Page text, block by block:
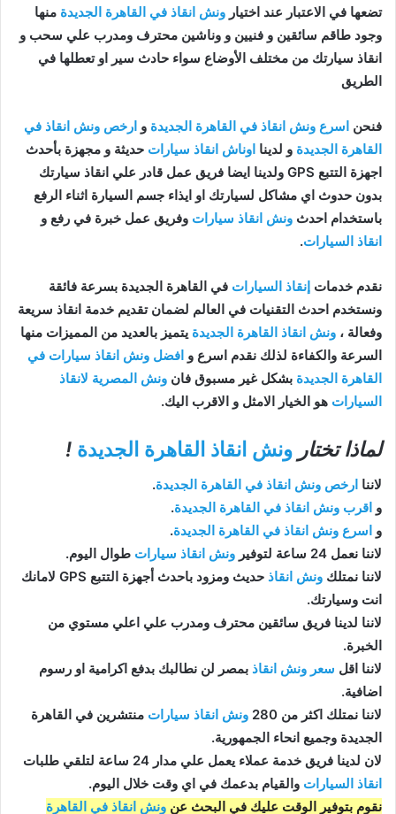
تضعها في الاعتبار عند اختيار ونش انقاذ في القاهرة الجديدة منها
وجود طاقم سائقين و فنيين و وناشين محترف ومدرب علي سحب و
انقاذ سيارتك من مختلف الأوضاع سواء حادث سير او تعطلها في
الطريق
فنحن اسرع ونش انقاذ في القاهرة الجديدة و ارخص ونش انقاذ في
القاهرة الجديدة و لدينا اوناش انقاذ سيارات حديثة و مجهزة بأحدث
اجهزة التتبع GPS ولدينا ايضا فريق عمل قادر علي انقاذ سيارتك
بدون حدوث اي مشاكل لسيارتك او ايذاء جسم السيارة اثناء الرفع
باستخدام احدث ونش انقاذ سيارات وفريق عمل خبرة في رفع و
انقاذ السيارات.
نقدم خدمات إنقاذ السيارات في القاهرة الجديدة بسرعة فائقة
ونستخدم احدث التقنيات في العالم لضمان تقديم خدمة انقاذ سريعة
وفعالة ، ونش انقاذ القاهرة الجديدة يتميز بالعديد من المميزات منها
السرعة والكفاءة لذلك نقدم اسرع و افضل ونش انقاذ سيارات في
القاهرة الجديدة بشكل غير مسبوق فان ونش المصرية لانقاذ
السيارات هو الخيار الامثل و الاقرب اليك.
لماذا تختار ونش انقاذ القاهرة الجديدة !
لاننا ارخص ونش انقاذ في القاهرة الجديدة.
و اقرب ونش انقاذ في القاهرة الجديدة.
و اسرع ونش انقاذ في القاهرة الجديدة.
لاننا نعمل 24 ساعة لتوفير
ونش انقاذ سيارات طوال اليوم.
لاننا نمتلك ونش انقاذ
حديث ومزود باحدث أجهزة التتبع GPS لامانك
انت وسيارتك.
لاننا لدينا فريق سائقين محترف ومدرب علي اعلي مستوي من
الخبرة.
لاننا اقل سعر ونش انقاذ بمصر لن نطالبك بدفع اكرامية او رسوم
اضافية.
لاننا نمتلك اكثر من 280
ونش انقاذ سيارات منتشرين في القاهرة
الجديدة وجميع انحاء الجمهورية.
لان لدينا فريق خدمة عملاء يعمل علي مدار 24 ساعة لتلقي طلبات
انقاذ السيارات والقيام بدعمك في اي وقت خلال اليوم.
نقوم بتوفير الوقت عليك في البحث عن ونش انقاذ في القاهرة